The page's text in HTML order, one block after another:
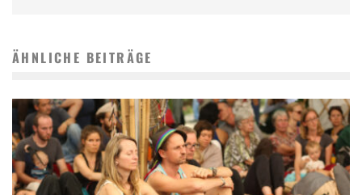
ÄHNLICHE BEITRÄGE